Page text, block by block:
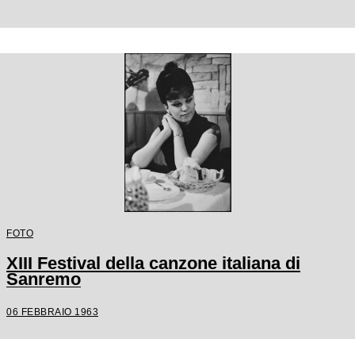
FOTO
XIII Festival della canzone italiana di
Sanremo
06 FEBBRAIO 1963